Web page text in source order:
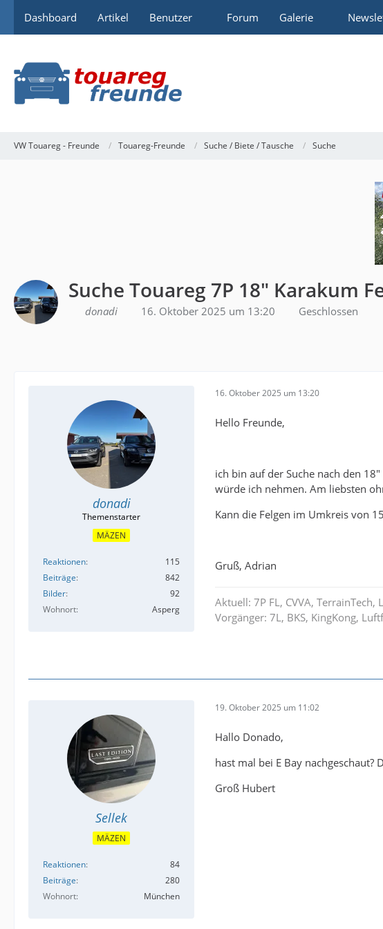
Dashboard Artikel Benutzer Forum Galerie
VW Touareg - Freunde Touareg-Freunde Suche / Biete / Tausche Suche
Suche Touareg 7P 18" Karakum
donadi 16. Oktober 2025 um 13:20 Geschlossen
donadi
MÄZEN
Reaktionen
115
Beiträge
842
Bilder
92
Wohnort
Asperg
16. Oktober 2025 um 13:20
Hello Freunde,
ich bin auf der Suche nach den
würde ich nehmen. Am liebsten
Kann die Felgen im Umkreis von
Gruß, Adrian
Aktuell: 7P FL, CVVA, TerrainTech,
Vorgänger: 7L, BKS, KingKong,
Sellek
MÄZEN
Reaktionen
84
Beiträge
280
Wohnort
München
19. Oktober 2025 um 11:02
Hallo Donado,
hast mal bei E Bay
Groß Hubert